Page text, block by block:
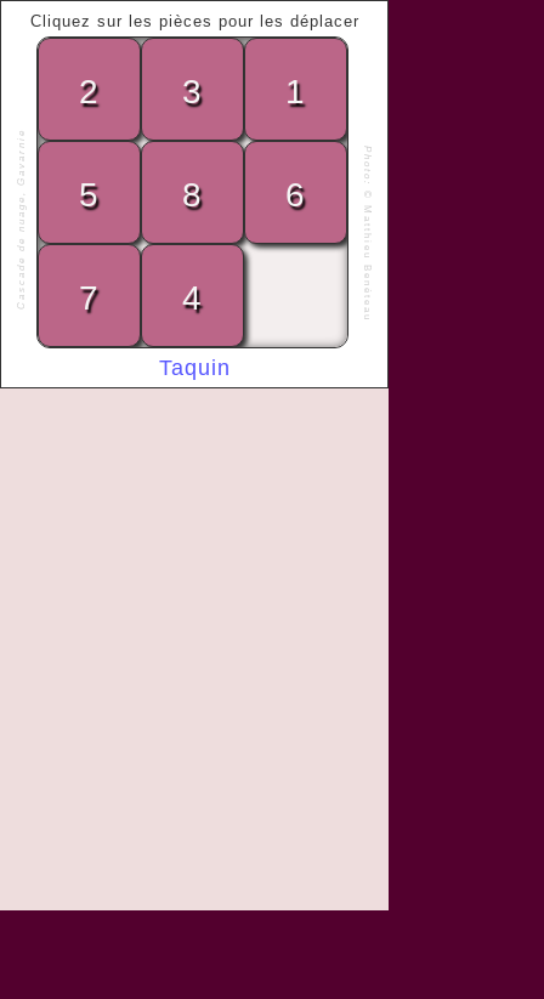
Cascade de nuage, Gavarnie Photo:
©
Matthieu Benéteau
Taquin
Cliquez sur les pièces pour les déplacer
« L'homme est, par nature,
Aristote / Aristotle
2 3 1
5 8 6
7 4